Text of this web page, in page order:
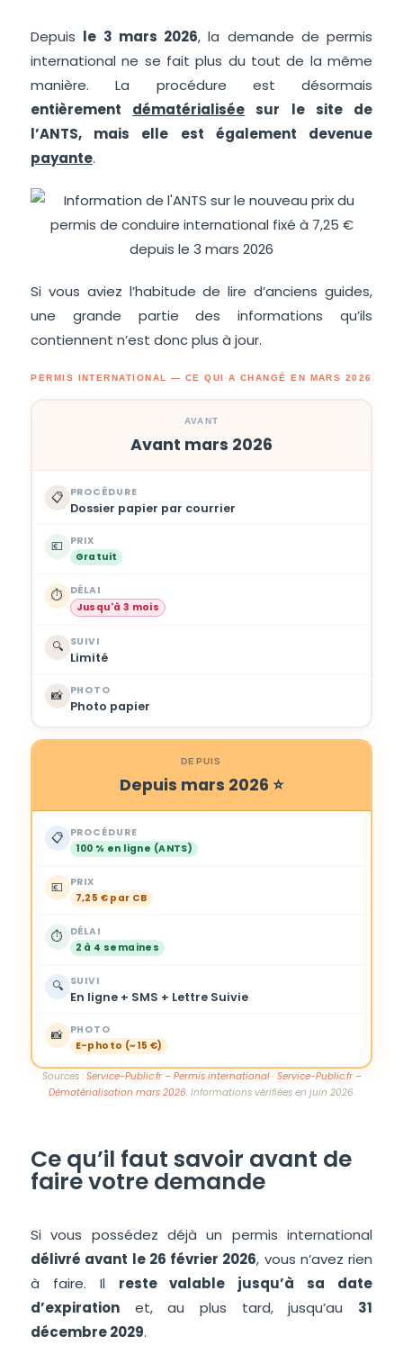
Depuis le 3 mars 2026, la demande de permis
international ne se fait plus du tout de la même
manière. La procédure est désormais
entièrement dématérialisée sur le site de
l’ANTS, mais elle est également devenue
payante.
Si vous aviez l’habitude de lire d’anciens guides,
une grande partie des informations qu’ils
contiennent n’est donc plus à jour.
PERMIS INTERNATIONAL — CE QUI A CHANGÉ EN MARS 2026
AVANT
Avant mars 2026
📋 PROCÉDURE
Dossier papier par courrier
💶
PRIX
Gratuit
⏱️
DÉLAI
Jusqu'à 3 mois
🔍 SUIVI
Limité
📸 PHOTO
Photo papier
DEPUIS
Depuis mars 2026
📋 PROCÉDURE
100 % en ligne (ANTS)
💶
PRIX
7,25 € par CB
⏱️
DÉLAI
2 à 4 semaines
🔍 SUIVI
En ligne + SMS + Lettre Suivie
📸 PHOTO
E-photo (~15 €)
Sources : Service-Public.fr – Permis international· Service-Public.fr –
Dématérialisation mars 2026. Informations vérifiées en juin 2026.
Ce qu’il faut savoir avant de
faire votre demande
Si vous possédez déjà un permis international
délivré avant le 26 février 2026, vous n’avez rien
à faire. Il reste valable jusqu’à sa date
d’expiration et, au plus tard, jusqu’au 31
décembre 2029.